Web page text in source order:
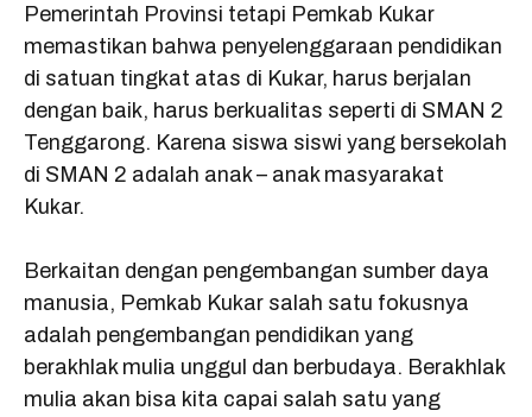
Pemerintah Provinsi tetapi Pemkab Kukar
memastikan bahwa penyelenggaraan pendidikan
di satuan tingkat atas di Kukar, harus berjalan
dengan baik, harus berkualitas seperti di SMAN 2
Tenggarong. Karena siswa siswi yang bersekolah
di SMAN 2 adalah anak – anak masyarakat
Kukar.
Berkaitan dengan pengembangan sumber daya
manusia, Pemkab Kukar salah satu fokusnya
adalah pengembangan pendidikan yang
berakhlak mulia unggul dan berbudaya. Berakhlak
mulia akan bisa kita capai salah satu yang